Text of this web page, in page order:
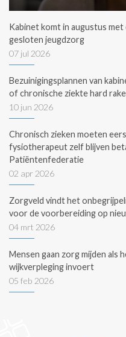
Kabinet komt in augustus
gesloten jeugdzorg
07 jul 2026
Bezuinigingsplannen van
of chronische ziekte hard
10 jun 2026
Chronisch zieken moeten
fysiotherapeut zelf blijven
Patiëntenfederatie
02 apr 2026
Zorgveld vindt het
voor de voorbereiding op
04 mrt 2026
Mensen gaan zorg mijden als
wijkverpleging invoert
05 feb 2026